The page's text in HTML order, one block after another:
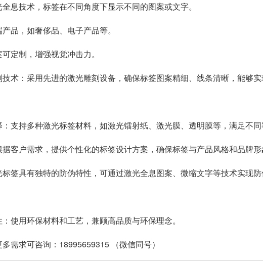
全息技术 ，标签在不同角度下显示不同的图案或文字。
品，如奢侈品、电子产品等。
定制，增强视觉冲击力。
术：采用先进的激光雕刻设备，确保标签图案精细、线条清晰，能够
支持多种激光标签材料，如激光镭射纸、激光膜、透明膜等，满足不同
客户需求，提供个性化的标签设计方案，确保标签与产品风格和品牌形
标签具有独特的防伪特性，可通过激光全息图案、微缩文字等技术实现
使用环保材料和工艺，兼顾高品质与环保理念。
需求可咨询：18995659315 （微信同号）